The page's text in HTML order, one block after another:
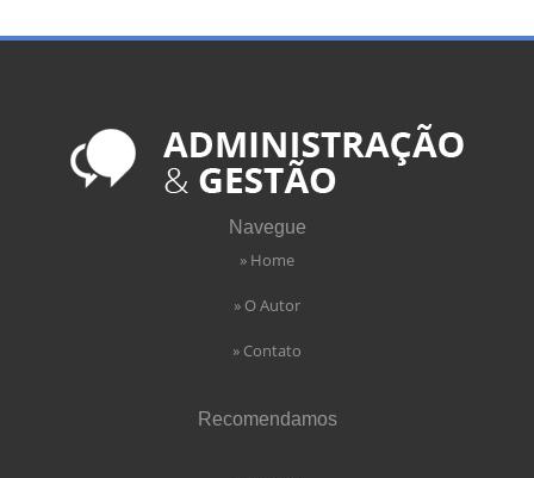
Navegue
» Home
» O Autor
» Contato
Recomendamos